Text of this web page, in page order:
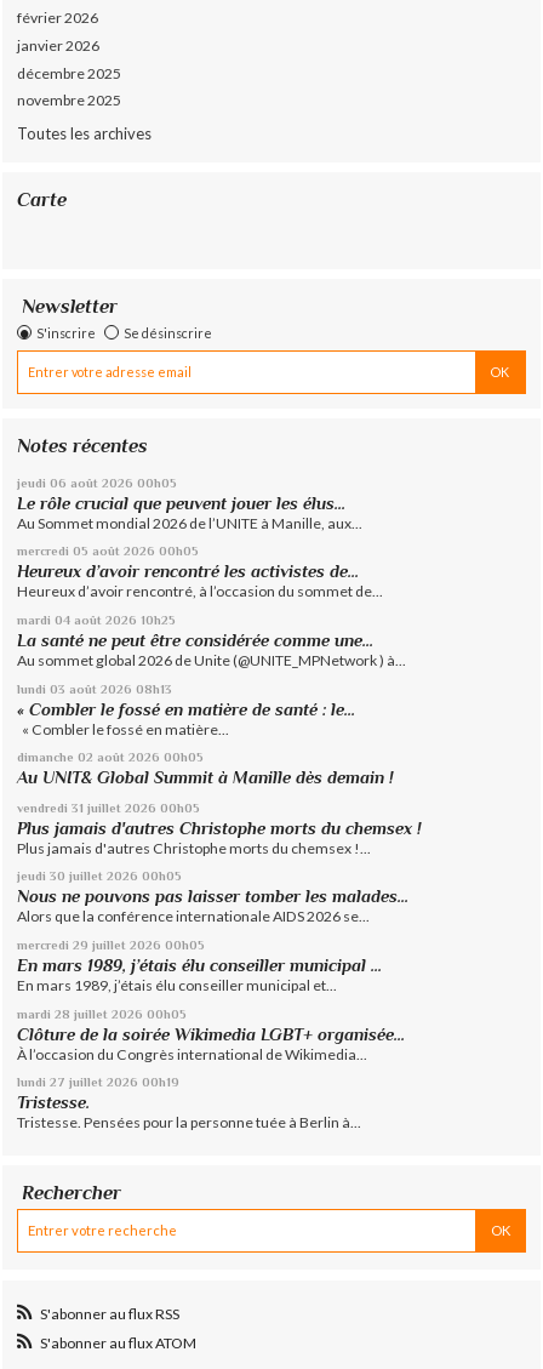
février 2026
janvier 2026
décembre 2025
novembre 2025
Toutes les archives
Carte
Newsletter
S'inscrire Se désinscrire
Notes récentes
jeudi 06 août 2026 00h05
Le rôle crucial que peuvent jouer les élus...
Au Sommet mondial 2026 de l’UNITE à Manille, aux...
mercredi 05 août 2026 00h05
Heureux d’avoir rencontré les activistes de...
Heureux d’avoir rencontré, à l’occasion du sommet de...
mardi 04 août 2026 10h25
La santé ne peut être considérée comme une...
Au sommet global 2026 de Unite (@UNITE_MPNetwork ) à...
lundi 03 août 2026 08h13
« Combler le fossé en matière de santé : le...
« Combler le fossé en matière...
dimanche 02 août 2026 00h05
Au UNIT& Global Summit à Manille dès demain !
vendredi 31 juillet 2026 00h05
Plus jamais d'autres Christophe morts du chemsex !
Plus jamais d'autres Christophe morts du chemsex !...
jeudi 30 juillet 2026 00h05
Nous ne pouvons pas laisser tomber les malades...
Alors que la conférence internationale AIDS 2026 se...
mercredi 29 juillet 2026 00h05
En mars 1989, j’étais élu conseiller municipal ...
En mars 1989, j’étais élu conseiller municipal et...
mardi 28 juillet 2026 00h05
Clôture de la soirée Wikimedia LGBT+ organisée...
À l’occasion du Congrès international de Wikimedia...
lundi 27 juillet 2026 00h19
Tristesse.
Tristesse. Pensées pour la personne tuée à Berlin à...
Rechercher
S'abonner au flux RSS
S'abonner au flux ATOM